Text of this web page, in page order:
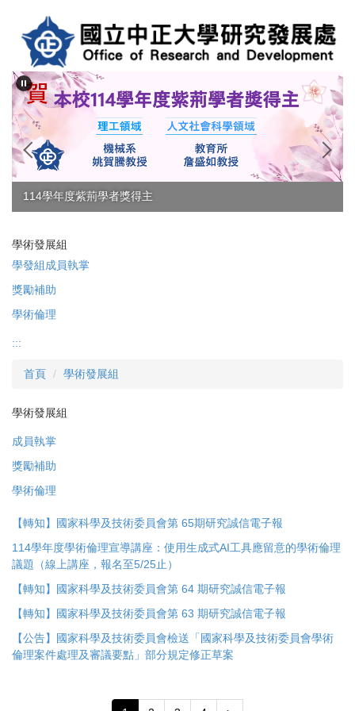
內
容
區
114學年度紫荊學者獎得主
學術發展組
學發組成員執掌
獎勵補助
學術倫理
:::
首頁 學術發展組
學術發展組
成員執掌
獎勵補助
學術倫理
【轉知】國家科學及技術委員會第 65期研究誠信電子報
114學年度學術倫理宣導講座：使用生成式AI工具應留意的學術倫理
議題（線上講座，報名至5/25止）
【轉知】國家科學及技術委員會第 64 期研究誠信電子報
【轉知】國家科學及技術委員會第 63 期研究誠信電子報
【公告】國家科學及技術委員會檢送「國家科學及技術委員會學術
倫理案件處理及審議要點」部分規定修正草案